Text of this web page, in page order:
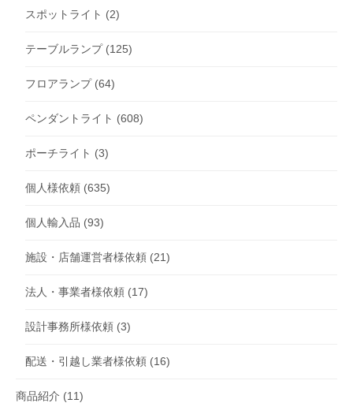
スポットライト (2)
テーブルランプ(125)
フロアランプ(64)
ペンダントライト (608)
ポーチライト (3)
個人様依頼 (635)
個人輸入品 (93)
施設・店舗運営者様依頼 (21)
法人・事業者様依頼 (17)
設計事務所様依頼 (3)
配送・引越し業者様依頼 (16)
商品紹介 (11)